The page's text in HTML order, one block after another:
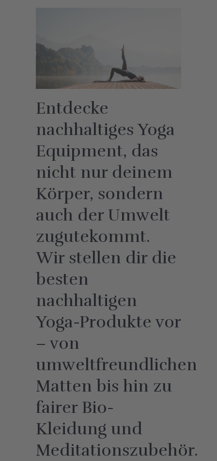
Entdecke
nachhaltiges Yoga
Equipment, das
nicht nur deinem
Körper, sondern
auch der Umwelt
zugutekommt.
Wir stellen dir die
besten
nachhaltigen
Yoga-Produkte vor
– von
umweltfreundlichen
Matten bis hin zu
fairer Bio-
Kleidung und
Meditationszubehör.